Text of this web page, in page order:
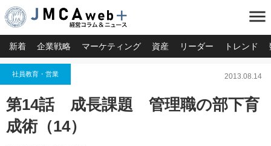
menu
新着 企業戦略 マーケティング 資産 リーダー トレンド
社員教育・営業 2013.08.14
第14話 成長課題 管理職の部下育
成術（14）